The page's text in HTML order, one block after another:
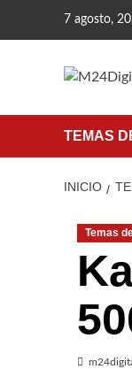
7 agosto,
TEMAS
INICIO
Temas